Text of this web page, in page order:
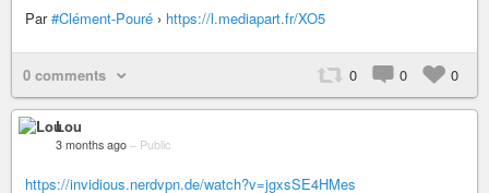
Par#Clément-Pouré › https://l.mediapart.fr/XO5
0 comments 0 0 0
Lou
3 months ago – Public
https://invidious.nerdvpn.de/watch?v=jgxsSE4HMes